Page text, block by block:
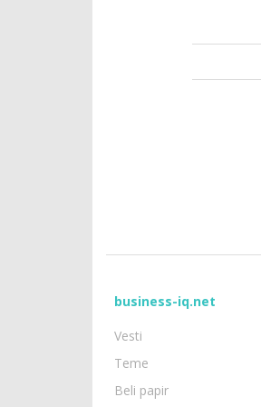
business-iq.net
Vesti
Teme
Beli papir